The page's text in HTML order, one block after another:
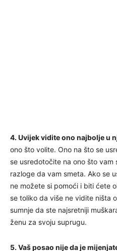
4. Uvijek vidite ono najbolje u
ono što volite. Ono na što se
se usredotočite na ono što
razloge da vam smeta. Ako se
ne možete si pomoći i biti ćete
se toliko da više ne vidite ništa
sumnje da ste najsretniji
ženu za svoju suprugu.
5. Vaš posao nije da je